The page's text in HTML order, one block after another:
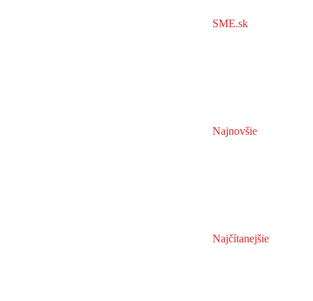
SME.sk
Najnovšie
Najčítanejšie